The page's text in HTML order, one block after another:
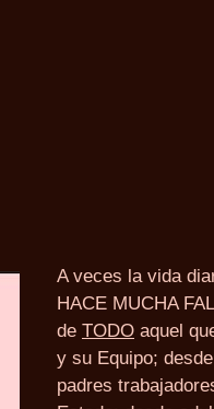
A veces la vida
HACE MUCHA
de TODO aquel
y su Equipo;
padres